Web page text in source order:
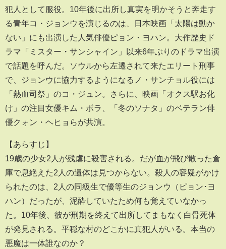
犯人として服役。10年後に出所し真実を明かそうと奔走す
る青年コ・ジョンウを演じるのは、日本映画「太陽は動か
ない」にも出演した人気俳優ピョン・ヨハン。大作歴史ド
ラマ「ミスター・サンシャイン」以来6年ぶりのドラマ出演
で話題を呼んだ。ソウルから左遷されて来たエリート刑事
で、ジョンウに協力するようになるノ・サンチョル役には
「熱血司祭」のコ・ジュン。さらに、映画「オクス駅お化
け」の注目女優キム・ボラ、「冬のソナタ」のベテラン俳
優クォン・ヘヒョらが共演。
【あらすじ】
19歳の少女2人が残虐に殺害される。だが血が飛び散った倉
庫で息絶えた2人の遺体は見つからない。殺人の容疑がかけ
られたのは、2人の同級生で優等生のジョンウ（ピョン･ヨ
ハン）だったが、泥酔していたため何も覚えていなかっ
た。10年後、彼が刑期を終えて出所してまもなく白骨死体
が発見される。平穏な村のどこかに真犯人がいる。本当の
悪魔は一体誰なのか？